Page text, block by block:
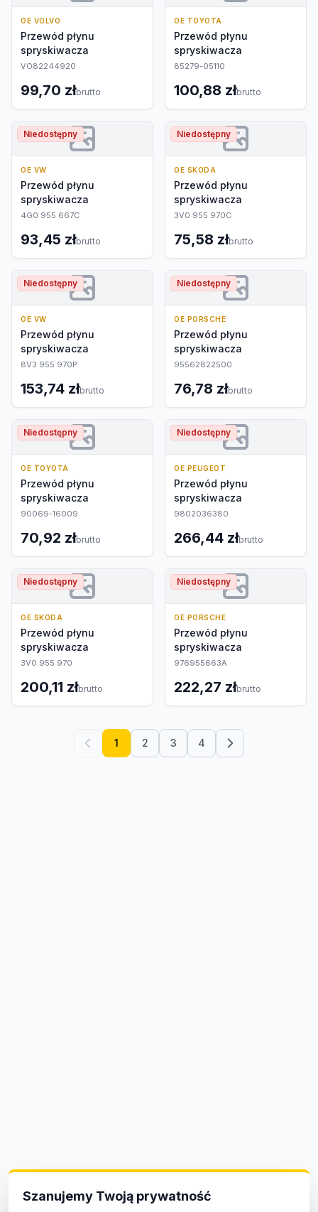
OE VOLVO
Przewód płynu
spryskiwacza
VO82244920
99,70 złbrutto
OE TOYOTA
Przewód płynu
spryskiwacza
85279-05110
100,88 złbrutto
Niedostępny
OE VW
Przewód płynu
spryskiwacza
4G0 955 667C
93,45 złbrutto
Niedostępny
OE SKODA
Przewód płynu
spryskiwacza
3V0 955 970C
75,58 złbrutto
Niedostępny
OE VW
Przewód płynu
spryskiwacza
8V3 955 970P
153,74 złbrutto
Niedostępny
OE PORSCHE
Przewód płynu
spryskiwacza
95562822500
76,78 złbrutto
Niedostępny
OE TOYOTA
Przewód płynu
spryskiwacza
90069-16009
70,92 złbrutto
Niedostępny
OE PEUGEOT
Przewód płynu
spryskiwacza
9802036380
266,44 złbrutto
Niedostępny
OE SKODA
Przewód płynu
spryskiwacza
3V0 955 970
200,11 złbrutto
Niedostępny
OE PORSCHE
Przewód płynu
spryskiwacza
976955663A
222,27 złbrutto
1 2 3 4
Szanujemy Twoją prywatność